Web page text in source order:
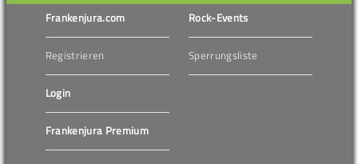
Frankenjura.com
Registrieren
Login
Frankenjura Premium
Rock-Events
Sperrungsliste